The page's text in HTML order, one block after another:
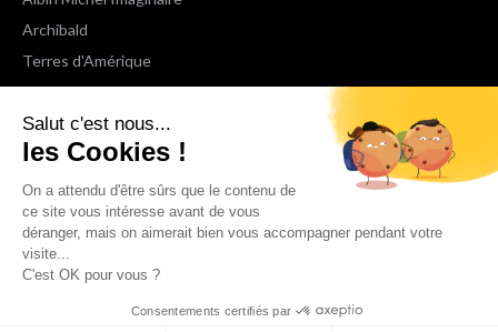
Salut c'est nous...
les Cookies !
On a attendu d'être sûrs que le contenu de
ce site vous intéresse avant de vous
déranger, mais on aimerait bien vous accompagner pendant votre
visite...
C'est OK pour vous ?
Consentements certifiés par
Archibald
Terres d'Amérique
Espaces Libres Poche
NOX
Wiz
Voir toutes les collections
Nous suivre